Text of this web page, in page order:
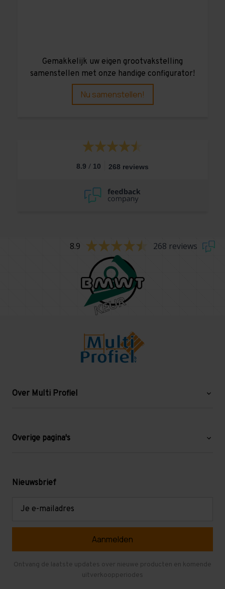
Gemakkelijk uw eigen grootvakstelling
samenstellen met onze handige configurator!
Nu samenstellen!
8.9 / 10 268 reviews
8.9 268 reviews
Over Multi Profiel
Blog
Levering en afhalen
Overige pagina's
Mezzanine
Gebruikte entresolvloeren
Nieuwsbrief
Ontvang de laatste updates over nieuwe producten en komende
uitverkoopperiodes